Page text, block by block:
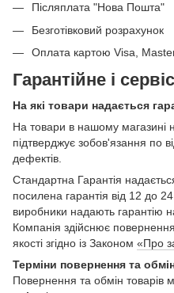
Післяплата "Нова Пошта"
Безготівковий розрахунок
Оплата картою Visa,
Гарантійне і
На які товари надається
На товари в нашому магазині
підтверджує зобов'язання по
дефектів.
Стандартна Гарантія
посилена гарантія від 12 до
виробники надають гарантію
Компанія здійснює
якості згідно із Законом «Про
Терміни повернення та
Повернення та обмін товарів